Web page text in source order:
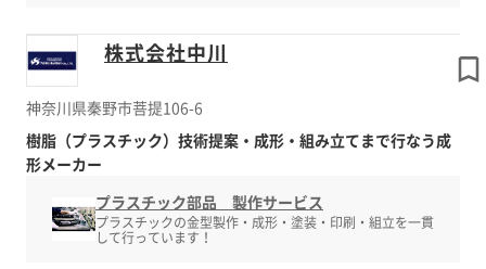
株式会社中川
神奈川県秦野市菩提106-6
樹脂（プラスチック）技術提案・成形・組み立てまで行なう成
形メーカー
プラスチック部品 製作サービス
プラスチックの金型製作・成形・塗装・印刷・組立を一貫
して行っています！